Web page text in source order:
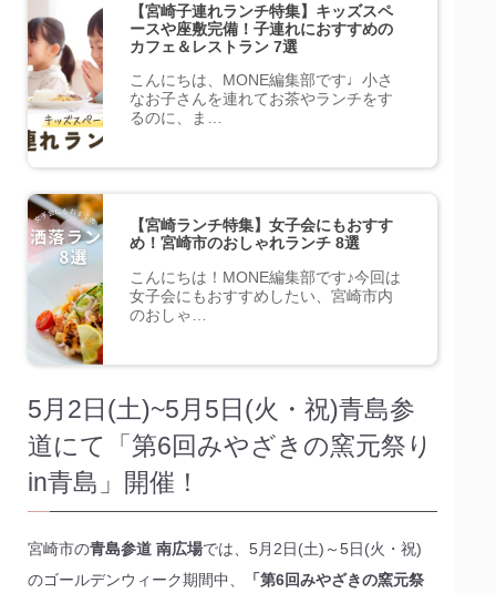
【宮崎子連れランチ特集】キッズスペ
ースや座敷完備！子連れにおすすめの
カフェ＆レストラン 7選
こんにちは、MONE編集部です♩小さ
なお子さんを連れてお茶やランチをす
るのに、ま…
【宮崎ランチ特集】女子会にもおすす
め！宮崎市のおしゃれランチ 8選
こんにちは！MONE編集部です♪今回は
女子会にもおすすめしたい、宮崎市内
のおしゃ…
5月2日(土)~5月5日(火・祝)青島参
道にて「第6回みやざきの窯元祭り
in青島」開催！
宮崎市の青島参道 南広場では、5月2日(土)～5日(火・祝)
のゴールデンウィーク期間中、
「第6回みやざきの窯元祭